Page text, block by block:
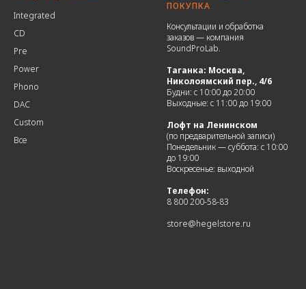
Integrated
CD
Pre
Power
Phono
DAC
Custom
Все
ПОКУПКА
Консультации и обработка
заказов — компания
SoundProLab.
Таганка: Москва,
Николоямский пер., 4/6
Будни: с 10:00 до 20:00
Выходные: с 11:00 до 19:00
Лофт на Ленинском
(по предварительной записи)
Понедельник — суббота: с 10:00
до 19:00
Воскресенье: выходной
Телефон:
8 800 200-58-83
store@hegelstore.ru